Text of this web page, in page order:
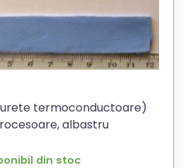
termoconductoare)
albastru
din stoc